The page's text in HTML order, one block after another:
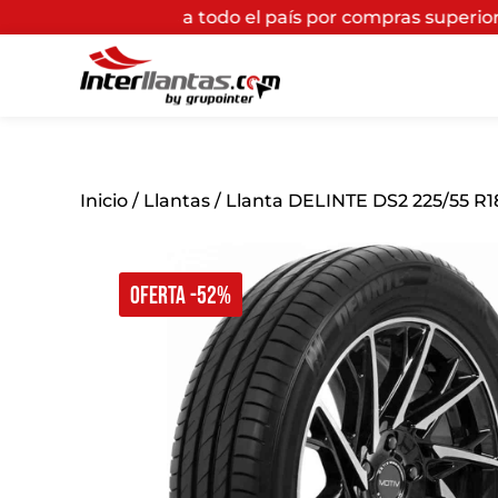
el país por compras superiores a $200.000*
OFERTA -52%
Inicio / Llantas / Llanta DELINTE DS2 225/55